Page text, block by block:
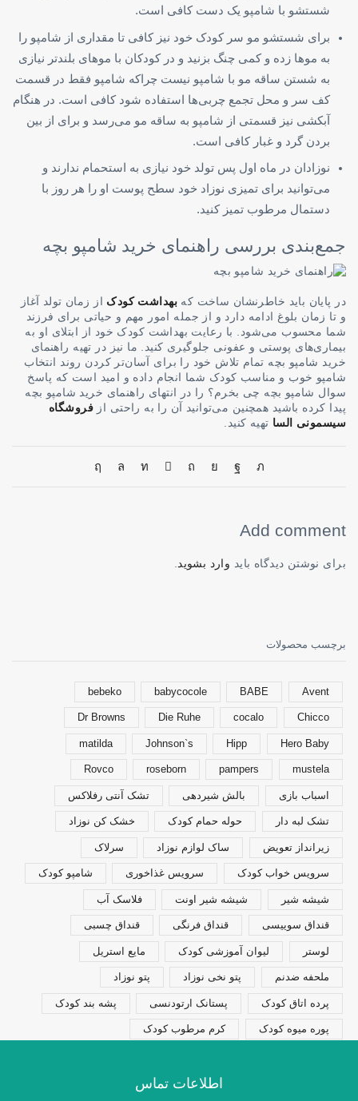
شستشو با شامپو یک دست کافی است.
برای شستشو مو سر کودک خود نیز کافی تا مقداری از شامپو را
به موها زده و کمی چنگ بزنید و در کودکان با موهای بلندتر نیازی
به شستن ساقه مو با شامپو نیست چراکه شامپو فقط در قسمت
کف سر و محل تجمع چربی‌ها استفاده شود کافی است. در هنگام
آبکشی نیز قسمتی از شامپو به ساقه مو می‌رسد و برای از بین
بردن گرد و غبار کافی است.
نوزادان در ماه اول پس تولد خود نیازی به استحمام ندارند و
می‌توانید برای تمیزی نوزاد خود سطح پوست او را هر روز با
دستمال مرطوب تمیز کنید.
جمع‌بندی بررسی راهنمای خرید شامپو بچه
در پایان باید خاطرنشان ساخت کهبهداشت کودک از زمان تولد آغاز
و تا زمان بلوغ ادامه دارد و از جمله امور مهم و حیاتی برای فرزند
شما محسوب می‌شود. با رعایت بهداشت کودک خود از ابتلای او به
بیماری‌های پوستی و عفونی جلوگیری کنید. ما نیز در تهیه راهنمای
خرید شامپو بچه تمام تلاش خود را برای آسان‌تر کردن روند انتخاب
شامپو خوب و مناسب کودک شما انجام داده و امید است که پاسخ
سوال شامپو بچه چی بخرم؟ را در انتهای راهنمای خرید شامپو بچه
پیدا کرده باشید همچنین می‌توانید آن را به راحتی از فروشگاه
سیسمونی السا تهیه کنید.
Add comment
برای نوشتن دیدگاه باید وارد بشوید.
برچسب محصولات
Avent
BABE
babycocole
bebeko
Chicco
cocalo
Die Ruhe
Dr Browns
Hero Baby
Hipp
Johnson`s
matilda
mustela
pampers
roseborn
Rovco
اسباب بازی بالش شیردهی تشک آنتی رفلاکس
تشک لبه دار حوله حمام کودک خشک کن نوزاد
زیرانداز تعویض ساک لوازم نوزاد سرلاک
سرویس خواب کودک سرویس غذاخوری شامپو کودک
شیشه شیر شیشه شیر اونت فلاسک آب
قنداق سوییسی قنداق فرنگی قنداق چسبی
لوستر لیوان آموزشی کودک مایع استریل
ملحفه ضدنم پتو نخی نوزاد پتو نوزاد
پرده اتاق کودک پستانک ارتودنسی پشه بند کودک
پوره میوه کودک کرم مرطوب کودک
اطلاعات تماس